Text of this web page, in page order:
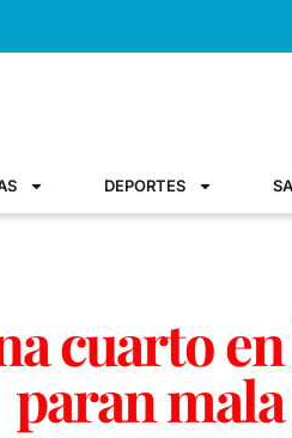
DEPORTES
cuarto
paran